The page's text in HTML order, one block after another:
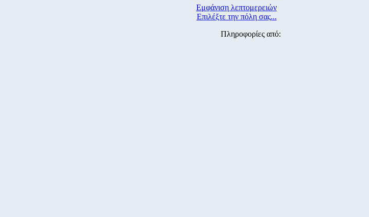
Εμφάνιση λεπτομερειών
Επιλέξτε την πόλη σας...
Πληροφορίες από: